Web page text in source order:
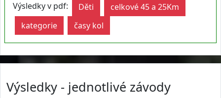
Výsledky v pdf: Děti
celkové 45 a 25Km
kategorie
časy kol
Výsledky - jednotlivé závody